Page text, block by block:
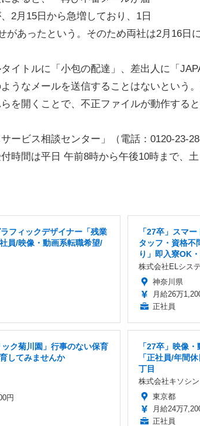
2月15日から急増しており、1日
があったという。そのため両社は2月16日
イトルに「小包の配達」、差出人に「
うなメールを送信することはないという
を開くことで、不正ファイルが動作すると
ービス相談センター」（電話：0120-23-
時間は平日 午前8時から午後10時まで、
フィックデザイナー「残業
員/映像・動画系転職希望/
「27卒」スマ
タッフ・資格不
り」即入寮OK
株式会社ELシス
神奈川県
月給26万
正社員
ック菊川園」行事のない保育
してみませんか
円
「27卒」映像
「正社員/年間
丁目
株式会社キソシン
東京都
月給24万
正社員